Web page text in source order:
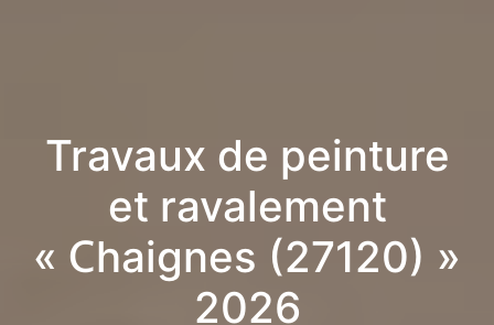
Travaux de peinture
et ravalement
« Chaignes (27120) »
2026